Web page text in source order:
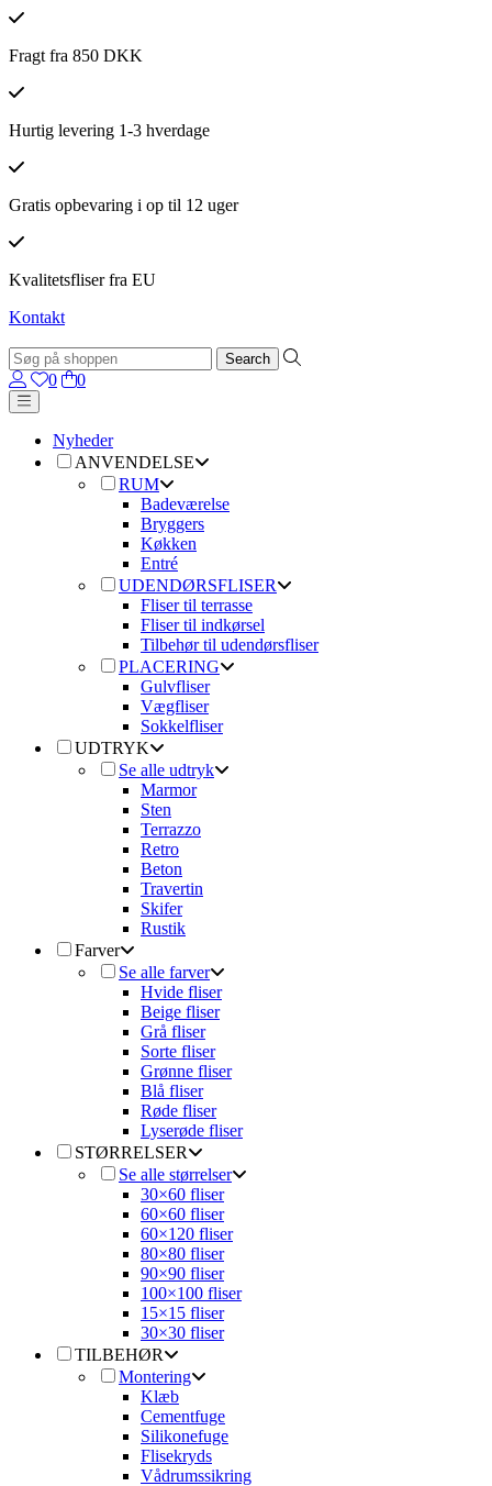
Fragt fra 850 DKK
Hurtig levering 1-3 hverdage
Gratis opbevaring i op til 12 uger
Kvalitetsfliser fra EU
Kontakt
0 0
Nyheder
ANVENDELSE
RUM
Badeværelse
Bryggers
Køkken
Entré
UDENDØRSFLISER
Fliser til terrasse
Fliser til indkørsel
Tilbehør til udendørsfliser
PLACERING
Gulvfliser
Vægfliser
Sokkelfliser
UDTRYK
Se alle udtryk
Marmor
Sten
Terrazzo
Retro
Beton
Travertin
Skifer
Rustik
Farver
Se alle farver
Hvide fliser
Beige fliser
Grå fliser
Sorte fliser
Grønne fliser
Blå fliser
Røde fliser
Lyserøde fliser
STØRRELSER
Se alle størrelser
30×60 fliser
60×60 fliser
60×120 fliser
80×80 fliser
90×90 fliser
100×100 fliser
15×15 fliser
30×30 fliser
TILBEHØR
Montering
Klæb
Cementfuge
Silikonefuge
Flisekryds
Vådrumssikring